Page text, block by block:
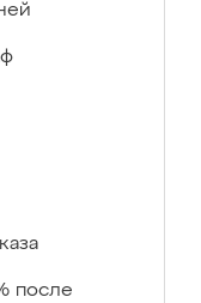
после